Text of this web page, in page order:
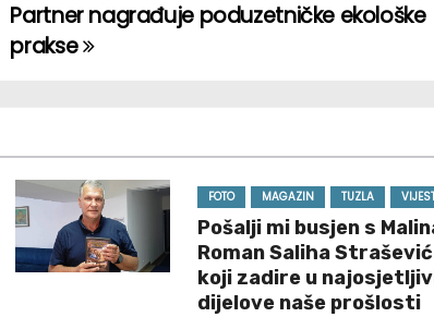
Partner nagrađuje poduzetničke ekološke
prakse
FOTO MAGAZIN TUZLA
Pošalji mi busjen s
Roman Saliha
koji zadire u
dijelove naše prošlosti